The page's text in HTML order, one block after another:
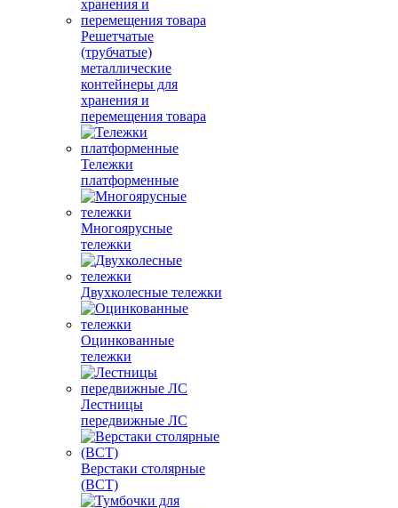
Решетчатые
(трубчатые)
металлические
контейнеры для
хранения и
перемещения товара
Тележки
платформенные
Многоярусные
тележки
Двухколесные тележки
Оцинкованные
тележки
Лестницы
передвижные ЛС
Верстаки столярные
(ВСТ)